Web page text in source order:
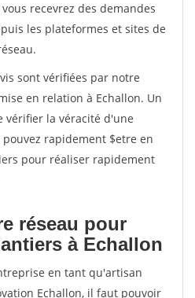
recevrez des demandes
les plateformes et sites de
sont vérifiées par notre
en relation à Echallon. Un
vérifier la véracité d'une
rapidement $etre en
pour réaliser rapidement
réseau pour
à Echallon
en tant qu'artisan
Echallon, il faut pouvoir